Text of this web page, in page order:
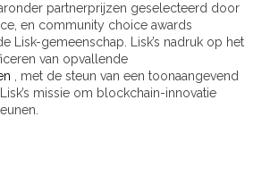
partnerprijzen geselecteerd door
en community choice awards
Lisk-gemeenschap. Lisk’s nadruk op het
van opvallende
, met de steun van een toonaangevend
missie om blockchain-innovatie